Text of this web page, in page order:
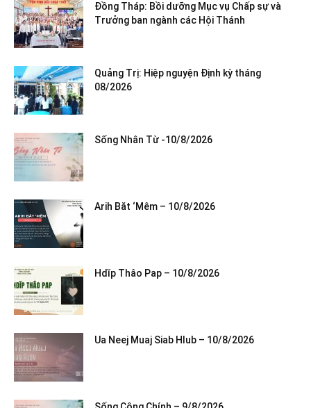
Đồng Tháp: Bồi dưỡng Mục vụ Chấp sự và
Trưởng ban ngành các Hội Thánh
Quảng Trị: Hiệp nguyện Định kỳ tháng
08/2026
Sống Nhân Từ -10/8/2026
Arih Băt ‘Mêm – 10/8/2026
Hdĭp Thâo Pap – 10/8/2026
Ua Neej Muaj Siab Hlub – 10/8/2026